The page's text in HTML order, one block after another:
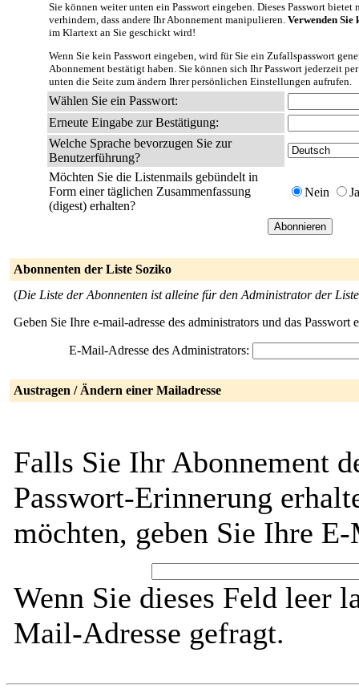
Sie können weiter unten ein Passwort eingeben. Dieses Passwort
verhindern, dass andere Ihr Abonnement manipulieren. Verwenden Sie
im Klartext an Sie geschickt wird!
Wenn Sie kein Passwort eingeben, wird für Sie ein Zufallspasswort
Abonnement bestätigt haben. Sie können sich Ihr Passwort jederzeit
unten die Seite zum ändern Ihrer persönlichen Einstellungen aufrufen.
Wählen Sie ein Passwort:
Erneute Eingabe zur Bestätigung:
Welche Sprache bevorzugen Sie zur
Benutzerführung?
Möchten Sie die Listenmails gebündelt in
Form einer täglichen Zusammenfassung
(digest) erhalten?
Nein Ja
Abonnenten der Liste Soziko
(Die Liste der Abonnenten ist alleine für den Administrator der
Geben Sie Ihre e-mail-adresse des administrators und das
E-Mail-Adresse des Administrators:
Austragen / Ändern einer Mailadresse
Falls Sie Ihr Abonnement
Passwort-Erinnerung
möchten, geben Sie Ihre
Wenn Sie dieses Feld leer
Mail-Adresse gefragt.